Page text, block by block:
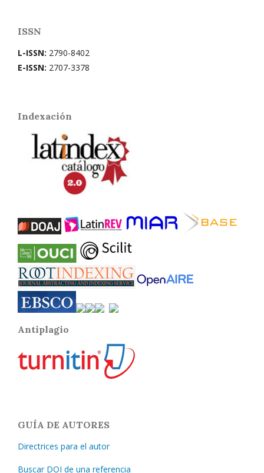
ISSN
L-ISSN: 2790-8402
E-ISSN: 2707-3378
Indexación
Antiplagio
GUÍA DE AUTORES
Directrices para el autor
Buscar DOI de una referencia